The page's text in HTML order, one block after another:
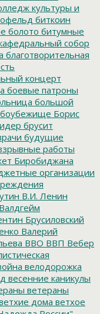
культуры и
биткоин
болото битумные
собор
благотворительная
концерт
боевые патроны
большой
Борис
брусит
будущие
работы
Биробиджана
организации
В.И. Ленин
Валдгейм
Брусиловский
Валерий
ВВО ВВП Вебер
велодорожка
весенние каникулы
ветераны
дома ветхое